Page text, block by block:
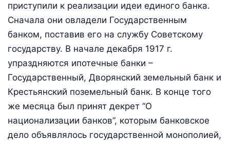
приступили к реализации идеи единого банка.
Сначала они овладели Государственным
банком, поставив его на службу Советскому
государству. В начале декабря 1917 г.
упраздняются ипотечные банки –
Государственный, Дворянский земельный банк и
Крестьянский поземельный банк. В конце того
же месяца был принят декрет “О
национализации банков”, которым банковское
дело объявлялось государственной монополией,